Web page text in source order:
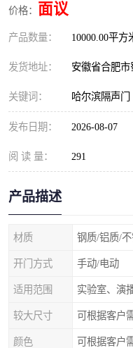
价格： 面议
产品数量： 10000.00平方
发货地址： 安徽省合肥市
关键词： 哈尔滨隔声门
发布日期： 2026-08-07
阅 读 量： 291
产品描述
材质 钢质/铝质/不
开门方式 手动/电动
适用范围 实验室、演
较大尺寸 可根据客户
颜色 可根据客户